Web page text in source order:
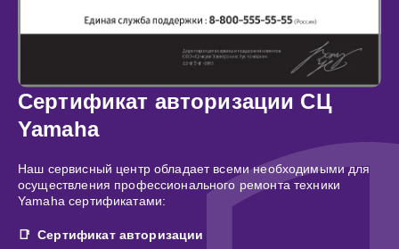
Сертификат авторизации СЦ
Yamaha
Наш сервисный центр обладает всеми необходимыми для
осуществления профессионального ремонта техники
Yamaha сертификатами:
Сертификат авторизации